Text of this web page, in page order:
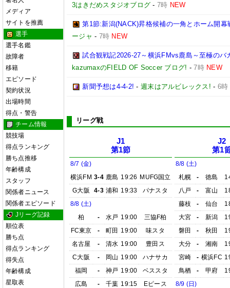
メディア
サイトを推薦
選手
選手名鑑
故障者
移籍
エピソード
契約状況
出場時間
得点・警告
チーム情報
競技場
得点ランキング
勝ち点推移
年齢構成
スタッフ
関係者ニュース
関係者エピソード
Jリーグ記録
順位表
勝ち点
得点ランキング
得失点
年齢構成
星取表
3はきだめスタジオブログ -7時 NEW
第1節:新潟(NACK)昇格候補の一角とホーム開幕
ージャ - 7時 NEW
試合観戦記2026-27～横浜FMvs鹿島～至極の
kazumaxのFIELD OF Soccer ブログ! -7時 NEW
新聞予想は4-4-2! -週末はアルビレックス! - 6時
リーグ戦
J1
第1節
8/7 (金)
横浜FM 3-4 鹿島 19:26 MUFG国立
G大阪
4-3 浦和 19:33
パナスタ
8/8 (土)
柏
- 水戸 19:00
三協F柏
FC東京
- 町田 19:00
味スタ
名古屋
- 清水 19:00
豊田ス
C大阪
- 岡山 19:00
ハナサカ
福岡
- 神戸 19:00
ベススタ
広島
- 千葉 19:15
Eピース
J2
第1
8/8 (土)
札幌
- 徳島
八戸
- 富山
藤枝
- 仙台
大宮
- 新潟
磐田
- 秋田
大分
- 湘南
宮崎
- 横浜FC
鳥栖
- 甲府
8/9 (日)